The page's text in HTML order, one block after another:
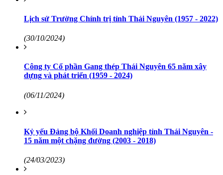
Lịch sử Trường Chính trị tỉnh Thái Nguyên (1957 - 2022)
(30/10/2024)
Công ty Cổ phần Gang thép Thái Nguyên 65 năm xây
dựng và phát triển (1959 - 2024)
(06/11/2024)
Kỷ yếu Đảng bộ Khối Doanh nghiệp tỉnh Thái Nguyên -
15 năm một chặng đường (2003 - 2018)
(24/03/2023)